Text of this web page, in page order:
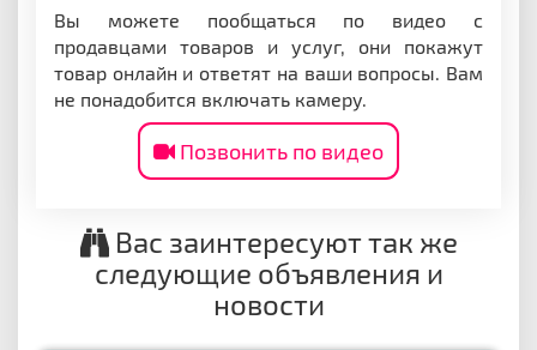
Вы можете пообщаться по видео с
продавцами товаров и услуг, они покажут
товар онлайн и ответят на ваши вопросы. Вам
не понадобится включать камеру.
Позвонить по видео
Вас заинтересуют так же
следующие объявления и
новости